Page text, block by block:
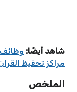
شاهد أيضًا: وظائف
مراكز تحفيظ
الملخص